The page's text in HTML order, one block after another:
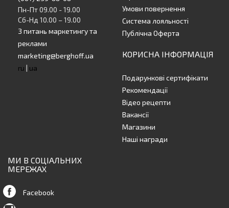
Пн-Пт 09.00 - 19.00
Сб-Нд 10.00 – 19.00
З питань маркетингу та
реклами
marketing@berghoff.ua
ru | ua
Умови повернення
Система лояльності
Публічна Оферта
КОРИСНА ІНФОРМАЦІЯ
Подарункові сертифікати
Рекомендації
Відео рецепти
Вакансії
Магазини
Наші награди
МИ В СОЦІАЛЬНИХ
МЕРЕЖАХ
Facebook